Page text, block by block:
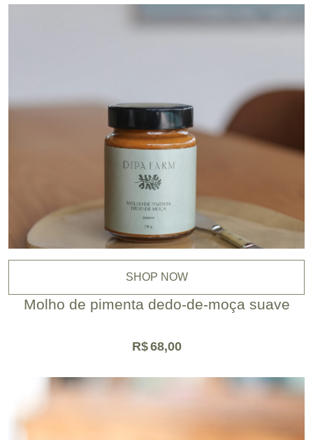
SHOP NOW
Molho de pimenta dedo-de-moça suave
R$68,00